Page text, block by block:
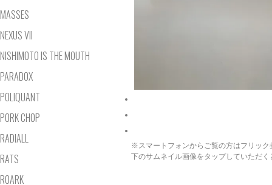
※スマートフォンからご覧の方はフリック
下のサムネイル画像をタップしていただ
MASSES
NEXUS VII
NISHIMOTO IS THE MOUTH
PARADOX
POLIQUANT
PORK CHOP
RADIALL
RATS
ROARK